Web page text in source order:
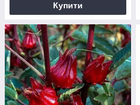
Купити